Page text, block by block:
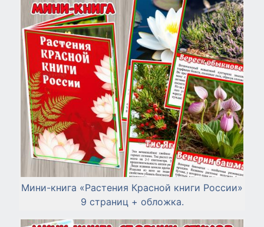
Мини-книга «Растения Красной книги России»
9 страниц + обложка.